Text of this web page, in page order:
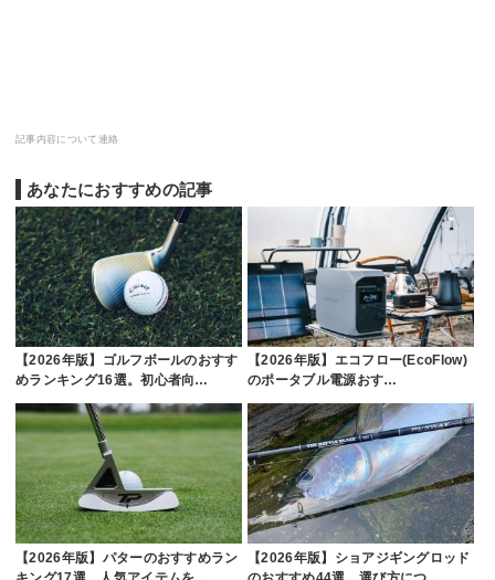
記事内容について連絡
あなたにおすすめの記事
【2026年版】ゴルフボールのおすす
めランキング16選。初心者向…
【2026年版】エコフロー(EcoFlow)
のポータブル電源おす…
【2026年版】パターのおすすめラン
【2026年版】ショアジギングロッド